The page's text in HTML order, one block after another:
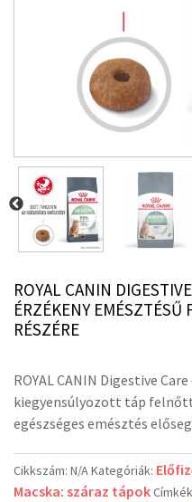
ROYAL CANIN
ÉRZÉKENY EMÉSZTÉSŰ
RÉSZÉRE
ROYAL CANIN Digestive Care
kiegyensúlyozott táp
egészséges emésztés
Cikkszám: N/AKategóriák:
Macska: száraz tápok